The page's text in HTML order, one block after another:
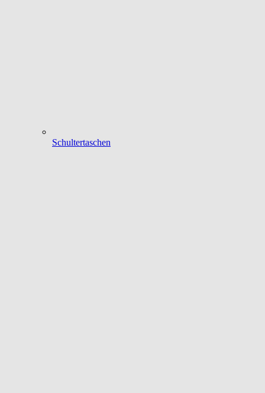
Schultertaschen